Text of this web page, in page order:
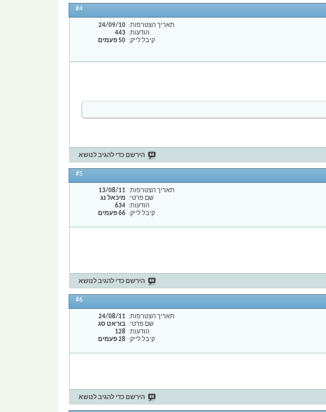
#4
תאריך הצטרפות
24/09/10
הודעות
443
קיבל לייק
50 פעמים
הירשם כדי להגיב לנושא
#5
תאריך הצטרפות
13/08/11
שם פרטי
מיכאל נג
הודעות
634
קיבל לייק
66 פעמים
הירשם כדי להגיב לנושא
#6
תאריך הצטרפות
24/08/11
שם פרטי
בוראט סג
הודעות
128
קיבל לייק
28 פעמים
הירשם כדי להגיב לנושא